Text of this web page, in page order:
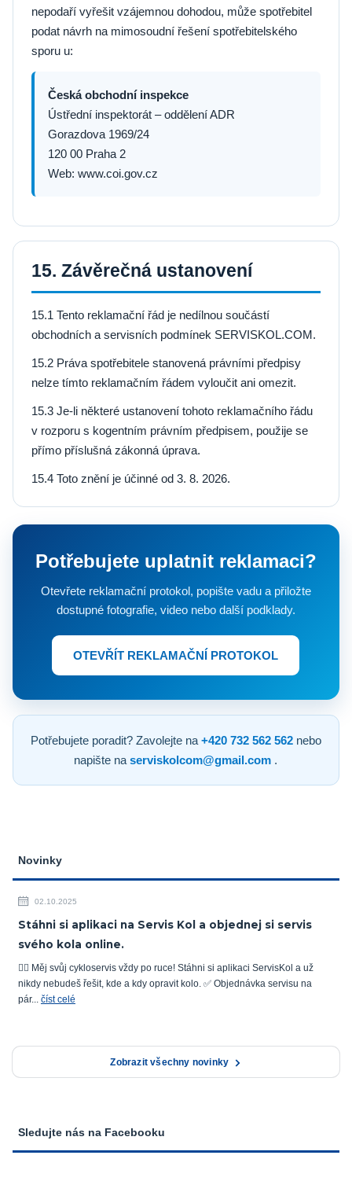
Novinky
02.10.2025
Stáhni si aplikaci na Servis Kol a objednej si servis
svého kola online.
🚴‍♂️ Měj svůj cykloservis vždy po ruce! Stáhni si aplikaci ServisKol a už
nikdy nebudeš řešit, kde a kdy opravit kolo. ✅ Objednávka servisu na
pár... číst celé
Zobrazit všechny novinky
Sledujte nás na Facebooku
nepodaří vyřešit vzájemnou dohodou, může spotřebitel
podat návrh na mimosoudní řešení spotřebitelského
sporu u:
Česká obchodní inspekce
Ústřední inspektorát – oddělení ADR
Gorazdova 1969/24
120 00 Praha 2
Web: www.coi.gov.cz
15. Závěrečná ustanovení
15.1 Tento reklamační řád je nedílnou součástí
obchodních a servisních podmínek SERVISKOL.COM.
15.2 Práva spotřebitele stanovená právními předpisy
nelze tímto reklamačním řádem vyloučit ani omezit.
15.3 Je-li některé ustanovení tohoto reklamačního řádu
v rozporu s kogentním právním předpisem, použije se
přímo příslušná zákonná úprava.
15.4 Toto znění je účinné od 3. 8. 2026.
Potřebujete uplatnit reklamaci?
Otevřete reklamační protokol, popište vadu a přiložte
dostupné fotografie, video nebo další podklady.
OTEVŘÍT REKLAMAČNÍ PROTOKOL
Potřebujete poradit? Zavolejte na +420 732 562 562 nebo
napište naserviskolcom@gmail.com .